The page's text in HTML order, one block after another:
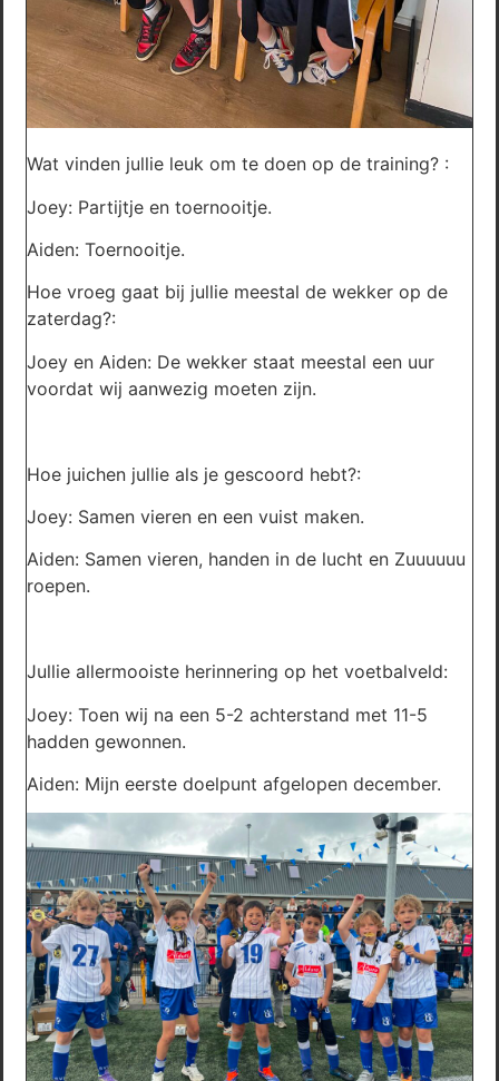
Wat vinden jullie leuk om te doen op de training? :
Joey: Partijtje en toernooitje.
Aiden: Toernooitje.
Hoe vroeg gaat bij jullie meestal de wekker op de
zaterdag?:
Joey en Aiden: De wekker staat meestal een uur
voordat wij aanwezig moeten zijn.
Hoe juichen jullie als je gescoord hebt?:
Joey: Samen vieren en een vuist maken.
Aiden: Samen vieren, handen in de lucht en Zuuuuuu
roepen.
Jullie allermooiste herinnering op het voetbalveld:
Joey: Toen wij na een 5-2 achterstand met 11-5
hadden gewonnen.
Aiden: Mijn eerste doelpunt afgelopen december.